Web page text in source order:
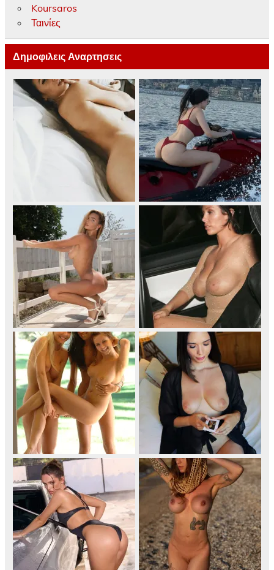
Koursaros
Ταινίες
Δημοφιλεις Αναρτησεις